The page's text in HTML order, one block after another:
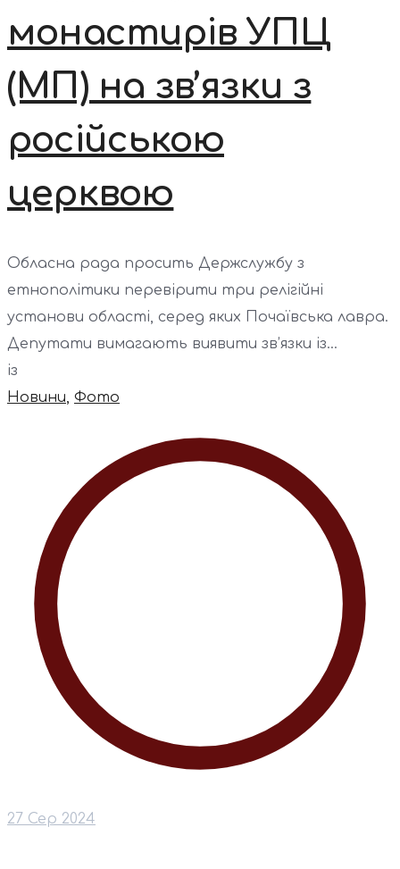
монастирів УПЦ
(МП) на зв’язки з
російською
церквою
Обласна рада просить Держслужбу з
етнополітики перевірити три релігійні
установи області, серед яких Почаївська лавра.
Депутати вимагають виявити зв’язки із...
із
Новини, Фото
27 Сер 2024